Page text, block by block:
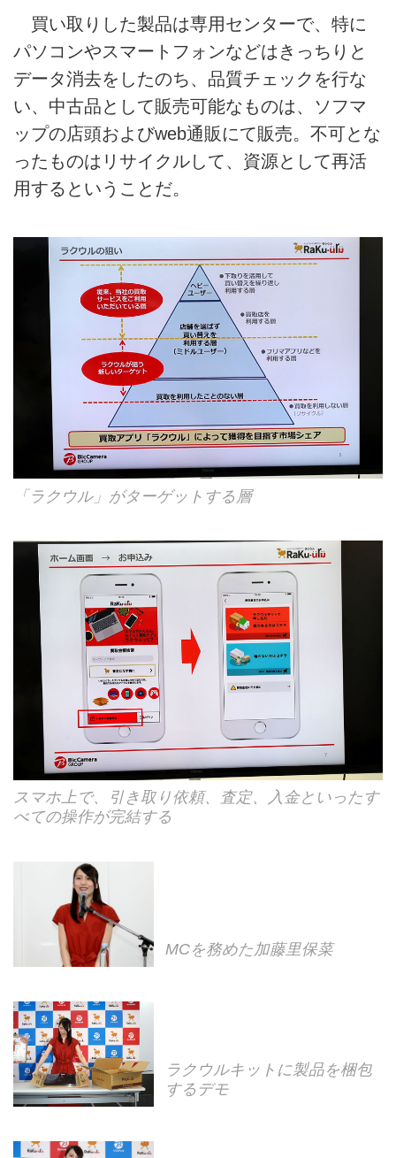
買い取りした製品は専用センターで、特に
パソコンやスマートフォンなどはきっちりと
データ消去をしたのち、品質チェックを行な
い、中古品として販売可能なものは、ソフマ
ップの店頭およびweb通販にて販売。不可とな
ったものはリサイクルして、資源として再活
用するということだ。
「ラクウル」がターゲットする層
スマホ上で、引き取り依頼、査定、入金といったす
べての操作が完結する
MCを務めた加藤里保菜
ラクウルキットに製品を梱包
するデモ